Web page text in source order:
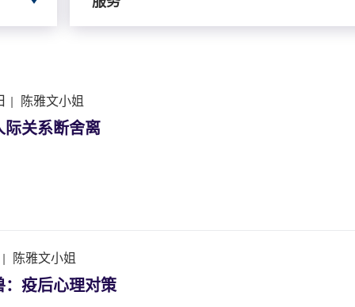
| 陈雅文小姐
关系断舍离
| 陈雅文小姐
：疫后心理对策